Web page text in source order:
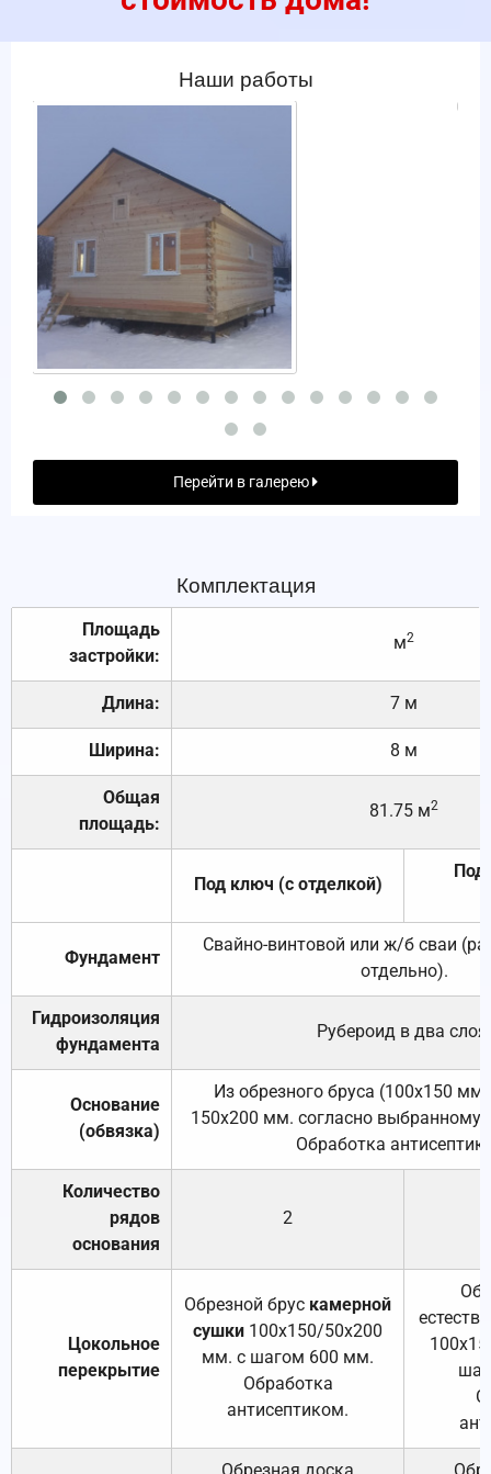
Наши работы
Перейти в галерею
Комплектация
Площадь
застройки:
м2
Длина: 7 м
Ширина: 8 м
Общая
площадь:
81.75 м2
Под ключ (с отделкой)
Под
Фундамент
Свайно-винтовой или ж/б сваи
отдельно).
Гидроизоляция
фундамента
Рубероид в два слоя.
Основание
(обвязка)
Из обрезного бруса (100х150
150х200 мм. согласно выбранному
Обработка
Количество
рядов
основания
2
Цокольное
перекрытие
Обрезной брус камерной
сушки 100х150/50х200
мм. с шагом 600 мм.
Обработка
антисептиком.